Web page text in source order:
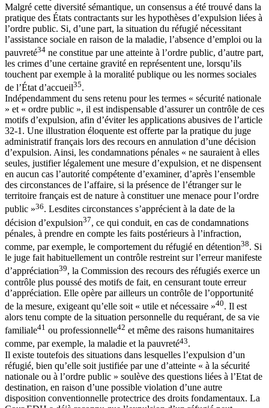
Malgré cette diversité sémantique, un consensus a été trouvé dans la
pratique des États contractants sur les hypothèses d’expulsion liées à
l’ordre public. Si, d’une part, la situation du réfugié nécessitant
l’assistance sociale en raison de la maladie, l’absence d’emploi ou la
pauvreté34 ne constitue par une atteinte à l’ordre public, d’autre part,
les crimes d’une certaine gravité en représentent une, lorsqu’ils
touchent par exemple à la moralité publique ou les normes sociales
de l’État d’accueil35.
Indépendamment du sens retenu pour les termes « sécurité nationale
» et « ordre public », il est indispensable d’assurer un contrôle de ces
motifs d’expulsion, afin d’éviter les applications abusives de l’article
32-1. Une illustration éloquente est offerte par la pratique du juge
administratif français lors des recours en annulation d’une décision
d’expulsion. Ainsi, les condamnations pénales « ne sauraient à elles
seules, justifier légalement une mesure d’expulsion, et ne dispensent
en aucun cas l’autorité compétente d’examiner, d’après l’ensemble
des circonstances de l’affaire, si la présence de l’étranger sur le
territoire français est de nature à constituer une menace pour l’ordre
public »36. Lesdites circonstances s’apprécient à la date de la
décision d’expulsion37, ce qui conduit, en cas de condamnations
pénales, à prendre en compte les faits postérieurs à l’infraction,
comme, par exemple, le comportement du réfugié en détention38. Si
le juge fait habituellement un contrôle restreint sur l’erreur manifeste
d’appréciation39, la Commission des recours des réfugiés exerce un
contrôle plus poussé des motifs de fait, en censurant toute erreur
d’appréciation. Elle opère par ailleurs un contrôle de l’opportunité
de la mesure, exigeant qu’elle soit « utile et nécessaire »40. Il est
alors tenu compte de la situation personnelle du requérant, de sa vie
familiale41 ou professionnelle42 et même des raisons humanitaires
comme, par exemple, la maladie et la pauvreté43.
Il existe toutefois des situations dans lesquelles l’expulsion d’un
réfugié, bien qu’elle soit justifiée par une d’atteinte « à la sécurité
nationale ou à l’ordre public » soulève des questions liées à l’Etat de
destination, en raison d’une possible violation d’une autre
disposition conventionnelle protectrice des droits fondamentaux. La